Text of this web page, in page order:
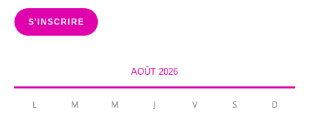
mail
S'INSCRIRE
AOÛT 2026
L M M J V S D